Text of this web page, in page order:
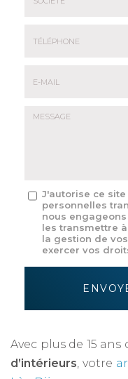
Message
J'autorise ce
personnelles
nous
les transmettre
la gestion de
exercer vos
Acceptation
Avec plus de 15 ans
d’intérieurs, votre